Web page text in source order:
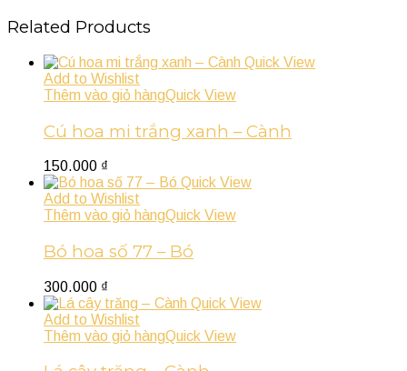
Related Products
Quick View
Add to Wishlist
Thêm vào giỏ hàngQuick View
Cú hoa mi trắng xanh – Cành
150.000 ₫
Quick View
Add to Wishlist
Thêm vào giỏ hàngQuick View
Bó hoa số 77 – Bó
300.000 ₫
Quick View
Add to Wishlist
Thêm vào giỏ hàngQuick View